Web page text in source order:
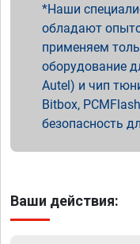
Наши
обладают
применяем
оборудование
Autel) и чип
Bitbox,
безопасность
Ваши действия: